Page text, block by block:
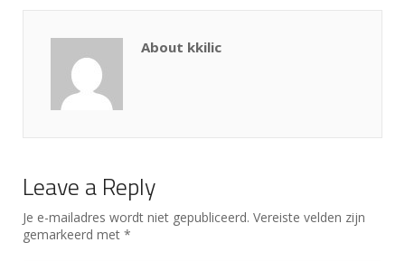
About kkilic
Leave a Reply
Je e-mailadres wordt niet gepubliceerd. Vereiste velden zijn
gemarkeerd met *